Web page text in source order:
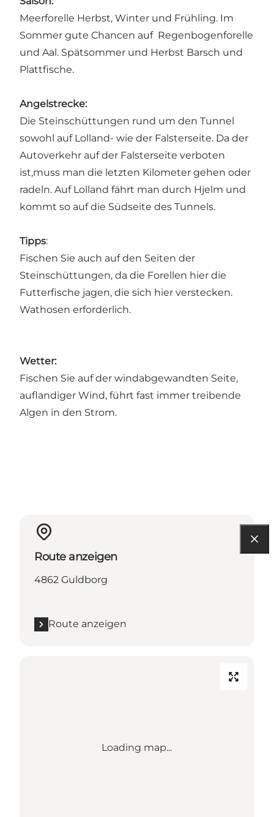
Meerforelle Herbst, Winter und Frühling. Im
Sommer gute Chancen auf Regenbogenforelle
und Aal. Spätsommer und Herbst Barsch und
Plattfische.
Angelstrecke:
Die Steinschüttungen rund um den Tunnel
sowohl auf Lolland- wie der Falsterseite. Da der
Autoverkehr auf der Falsterseite verboten
ist,muss man die letzten Kilometer gehen oder
radeln. Auf Lolland fährt man durch Hjelm und
kommt so auf die Südseite des Tunnels.
Tipps:
Fischen Sie auch auf den Seiten der
Steinschüttungen, da die Forellen hier die
Futterfische jagen, die sich hier verstecken.
Wathosen erforderlich.
Wetter:
Fischen Sie auf der windabgewandten Seite,
auflandiger Wind, führt fast immer treibende
Algen in den Strom.
Route anzeigen
4862 Guldborg
Route anzeigen
Loading map...